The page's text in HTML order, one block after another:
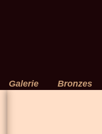
Galerie Bronzes